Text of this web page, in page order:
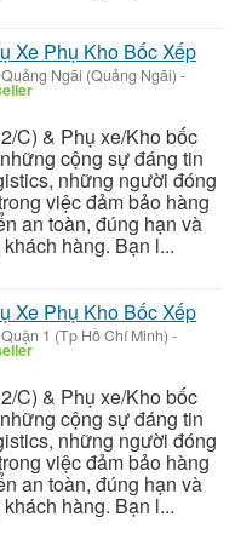
Xe Phụ Kho Bốc Xếp
Quảng Ngãi (Quảng Ngãi) -
C) & Phụ xe/Kho bốc
cộng sự đáng tin
những người đóng
việc đảm bảo hàng
an toàn, đúng hạn và
hàng. Bạn l...
Xe Phụ Kho Bốc Xếp
Quận 1 (Tp Hồ Chí Minh) -
C) & Phụ xe/Kho bốc
cộng sự đáng tin
những người đóng
việc đảm bảo hàng
an toàn, đúng hạn và
hàng. Bạn l...